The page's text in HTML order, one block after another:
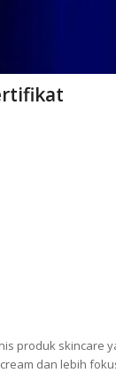
produk skincare
dan lebih